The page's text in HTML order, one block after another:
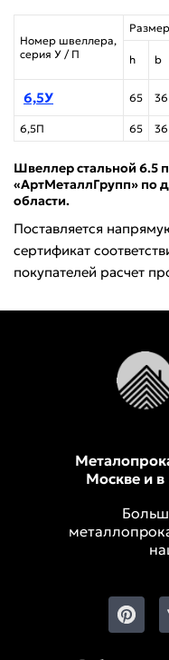
Номер швеллера,
серия У / П
h b
6,5У 65 36
6,5П 65 36
Швеллер стальной 6.5
«АртМеталлГрупп» по
области.
Поставляется
сертификат
покупателей расчет
Москве и в